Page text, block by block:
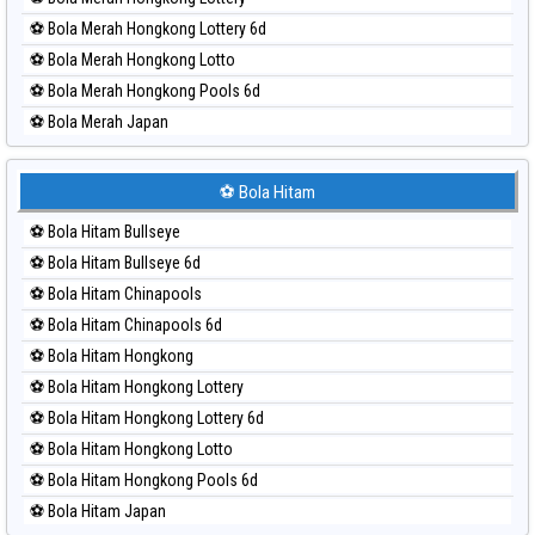
⚽ Bola Merah Hongkong Lottery 6d
⚽ Bola Merah Hongkong Lotto
⚽ Bola Merah Hongkong Pools 6d
⚽ Bola Merah Japan
⚽ Bola Merah Japan 6d
⚽ Bola Merah Kuda Lari
⚽ Bola Merah Magnum Cambodia
⚽ Bola Merah Nagoya
⚽ Bola Merah North Carolina Day
⚽ Bola Merah Pcso
⚽ Bola Merah Sao Paulo
⚽ Bola Merah Singapore
⚽ Bola Merah Sydney
⚽ Bola Merah Sydney Lottery
⚽ Bola Merah Sydney Lottery 6d
⚽ Bola Merah Sydney Lotto
⚽ Bola Hitam
⚽ Bola Hitam Bullseye
⚽ Bola Hitam Bullseye 6d
⚽ Bola Hitam Chinapools
⚽ Bola Hitam Chinapools 6d
⚽ Bola Hitam Hongkong
⚽ Bola Hitam Hongkong Lottery
⚽ Bola Hitam Hongkong Lottery 6d
⚽ Bola Hitam Hongkong Lotto
⚽ Bola Hitam Hongkong Pools 6d
⚽ Bola Hitam Japan